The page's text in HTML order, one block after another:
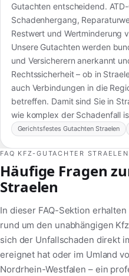
Gutachten entscheidend.
Schadenhergang,
Restwert und Wertminderung
Unsere Gutachten werden
und Versicherern anerkannt
Rechtssicherheit – ob in
auch Verbindungen in die
betreffen. Damit sind Sie in
wie komplex der Schadenfall
Gerichtsfestes Gutachten Straelen
FAQ KFZ-GUTACHTER STRAELEN
Häufige Fragen
Straelen
In dieser FAQ-Sektion
rund um den unabhängigen
sich der Unfallschaden direkt
ereignet hat oder im Umland
Nordrhein-Westfalen – ein